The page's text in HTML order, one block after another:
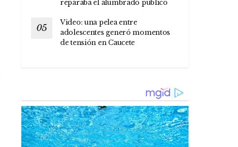
reparaba el alumbrado público
Video: una pelea entre
adolescentes generó momentos
de tensión en Caucete